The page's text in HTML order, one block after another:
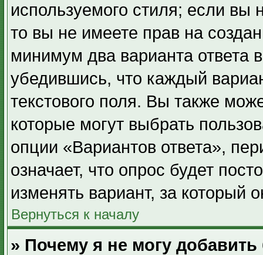
используемого стиля; если
то вы не имеете прав на
минимум два варианта ответа
убедившись, что каждый
текстового поля. Вы также
которые могут выбрать
опции «Вариантов ответа»,
означает, что опрос будет
изменять вариант, за который
Вернуться к началу
» Почему я не могу